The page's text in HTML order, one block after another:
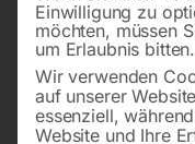
Einwilligung zu
möchten, müssen
um Erlaubnis bitten.
Wir verwenden
auf unserer
essenziell,
Website und Ihre